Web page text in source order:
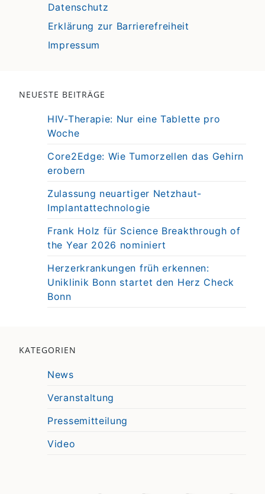
Datenschutz
Erklärung zur Barrierefreiheit
Impressum
NEUESTE BEITRÄGE
HIV-Therapie: Nur eine Tablette pro
Woche
Core2Edge: Wie Tumorzellen das Gehirn
erobern
Zulassung neuartiger Netzhaut-
Implantattechnologie
Frank Holz für Science Breakthrough of
the Year 2026 nominiert
Herzerkrankungen früh erkennen:
Uniklinik Bonn startet den Herz Check
Bonn
KATEGORIEN
News
Veranstaltung
Pressemitteilung
Video